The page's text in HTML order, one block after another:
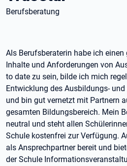
Berufsberatung
Als Berufsberaterin habe ich
Inhalte und Anforderungen von
to date zu sein, bilde ich mich
Entwicklung des Ausbildungs-
und bin gut vernetzt mit Partnern
gesamten Bildungsbereich. Mein
neutral und steht allen
Schule kostenfrei zur Verfügung.
als Ansprechpartner bereit und
der Schule